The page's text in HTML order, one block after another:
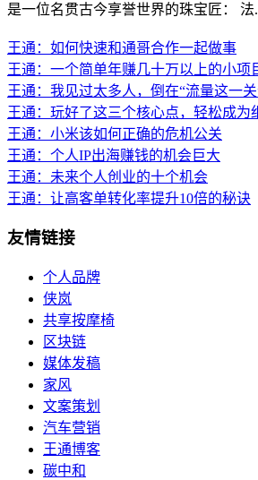
是一位名贯古今享誉世界的珠宝匠： 法
王通：如何快速和通哥合作一起做事
王通：一个简单年赚几十万以上的小项
王通：我见过太多人，倒在“流量这一关
王通：玩好了这三个核心点，轻松成为
王通：小米该如何正确的危机公关
王通：个人IP出海赚钱的机会巨大
王通：未来个人创业的十个机会
王通：让高客单转化率提升10倍的秘诀
友情链接
个人品牌
侠岚
共享按摩椅
区块链
媒体发稿
家风
文案策划
汽车营销
王通博客
碳中和